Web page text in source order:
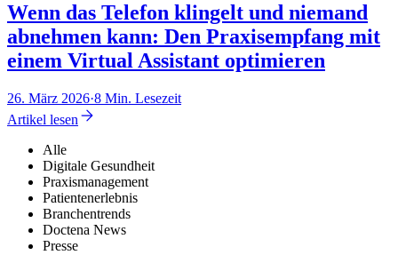
Wenn das Telefon klingelt und niemand
abnehmen kann: Den Praxisempfang mit
einem Virtual Assistant optimieren
26. März 2026·8 Min. Lesezeit
Artikel lesen
Alle
Digitale Gesundheit
Praxismanagement
Patientenerlebnis
Branchentrends
Doctena News
Presse